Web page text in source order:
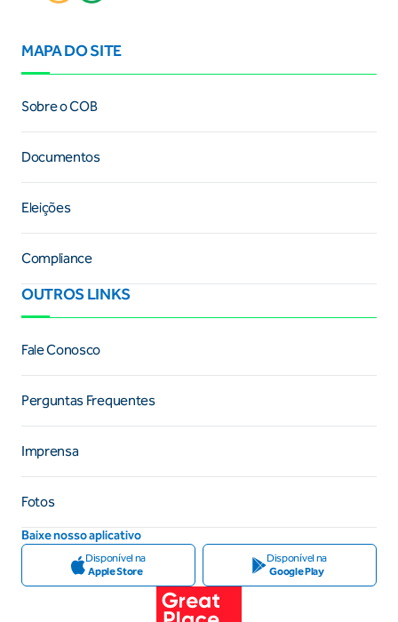
MAPA DO SITE
Sobre o COB
Documentos
Eleições
Compliance
OUTROS LINKS
Fale Conosco
Perguntas Frequentes
Imprensa
Fotos
Baixe nosso aplicativo
Disponível na
Apple Store
Disponível na
Google Play